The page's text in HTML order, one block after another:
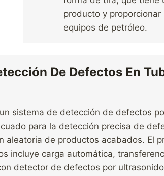
producto y
equipos de petróleo.
De Defectos En
sistema de detección de defectos
para la detección precisa de
aleatoria de productos acabados. El
incluye carga automática,
detector de defectos por